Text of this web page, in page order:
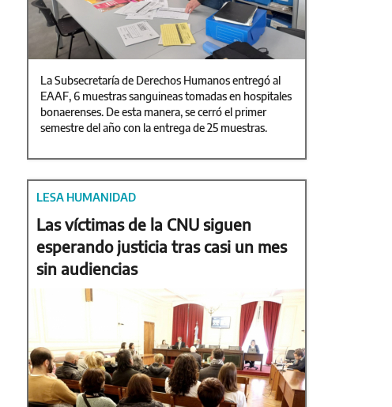
La Subsecretaría de Derechos Humanos entregó al
EAAF, 6 muestras sanguineas tomadas en hospitales
bonaerenses. De esta manera, se cerró el primer
semestre del año con la entrega de 25 muestras.
LESA HUMANIDAD
Las víctimas de la CNU siguen
esperando justicia tras casi un mes
sin audiencias